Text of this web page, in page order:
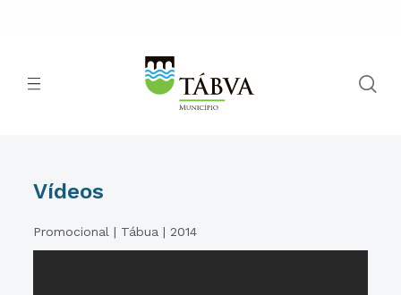
Vídeos
Promocional | Tábua | 2014